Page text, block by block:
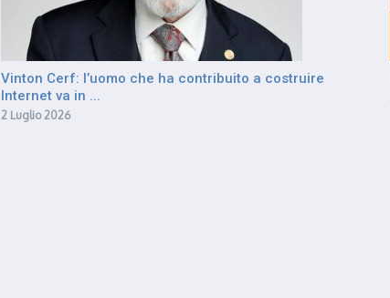
Vinton Cerf: l’uomo che ha contribuito a costruire
Internet va in ...
2 Luglio 2026